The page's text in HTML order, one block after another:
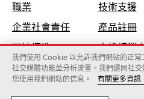
職業
企業社會責任在
新
標
籤
中
可持續性
技術支援在
標
產品註冊
查找轉銷
Lexmark國際股份有限公
©2026 版權所有，翻製必究
我們使用 Cookie 以允許我們網站的正
社交媒體功能並分析流量。我們還同社
您使用我們網站的信息。
有關更多資訊